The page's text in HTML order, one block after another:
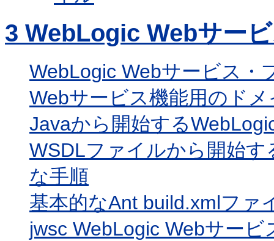
3 WebLogic Webサー
WebLogic Webサービス・
Webサービス機能用のド
Javaから開始する
WSDLファイルから開始
な手順
基本的なAnt build.xmlファ
jwsc WebLogic Webサー